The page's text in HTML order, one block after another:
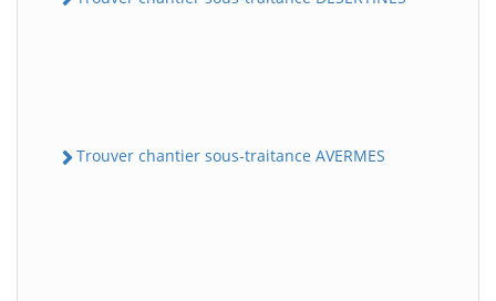
Trouver chantier sous-traitance AVERMES